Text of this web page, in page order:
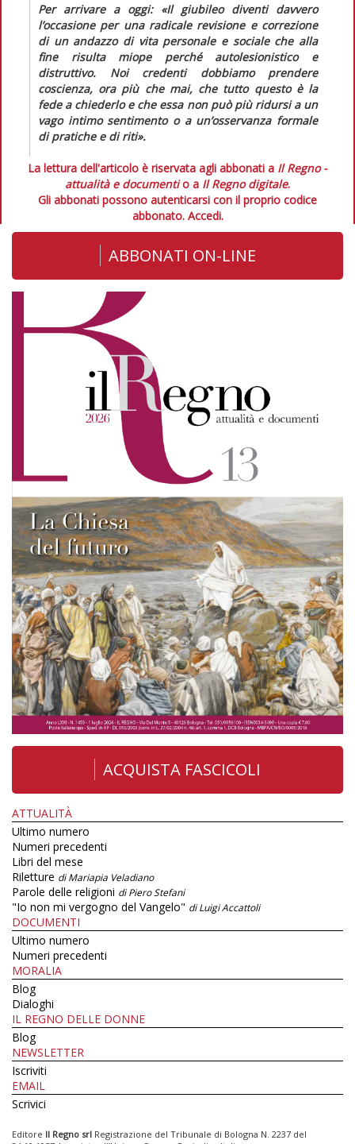
Per arrivare a oggi: «Il giubileo diventi davvero
l’occasione per una radicale revisione e correzione
di un andazzo di vita personale e sociale che alla
fine risulta miope perché autolesionistico e
distruttivo. Noi credenti dobbiamo prendere
coscienza, ora più che mai, che tutto questo è la
fede a chiederlo e che essa non può più ridursi a un
vago intimo sentimento o a un’osservanza formale
di pratiche e di riti».
La lettura dell'articolo è riservata agli abbonati a Il Regno -
attualità e documentio a Il Regno digitale.
Gli abbonati possono autenticarsi con il proprio codice
abbonato. Accedi.
ABBONATI ON-LINE
ACQUISTA FASCICOLI
ATTUALITÀ
Ultimo numero
Numeri precedenti
Libri del mese
Riletture di Mariapia Veladiano
Parole delle religioni di Piero Stefani
"Io non mi vergogno del Vangelo" di Luigi Accattoli
DOCUMENTI
Ultimo numero
Numeri precedenti
MORALIA
Blog
Dialoghi
IL REGNO DELLE DONNE
Blog
NEWSLETTER
Iscriviti
EMAIL
Scrivici
Editore Il Regno srl Registrazione del Tribunale di Bologna N. 2237 del